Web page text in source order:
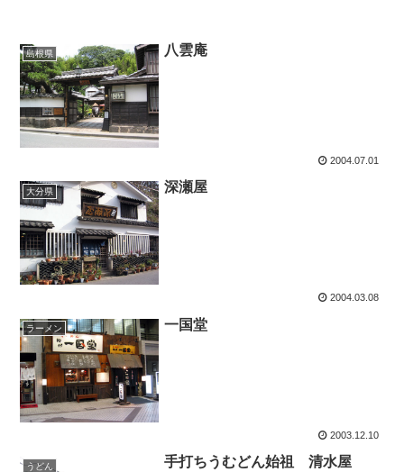
島根県 八雲庵
2004.07.01
大分県 深瀬屋
2004.03.08
ラーメン 一国堂
2003.12.10
うどん 手打ちうむどん始祖 清水屋